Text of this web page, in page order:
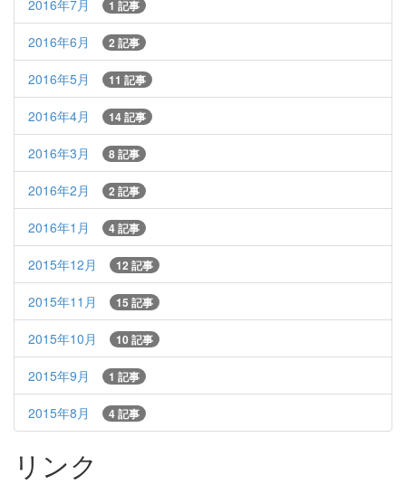
2016年7月 1 記事
2016年6月 2 記事
2016年5月 11 記事
2016年4月 14 記事
2016年3月 8 記事
2016年2月 2 記事
2016年1月 4 記事
2015年12月 12 記事
2015年11月 15 記事
2015年10月 10 記事
2015年9月 1 記事
2015年8月 4 記事
リンク